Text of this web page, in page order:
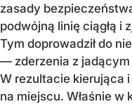
zasady
podwójną linię ciągłą i
Tym doprowadził do
— zderzenia z
W rezultacie kierująca
na miejscu. Właśnie w